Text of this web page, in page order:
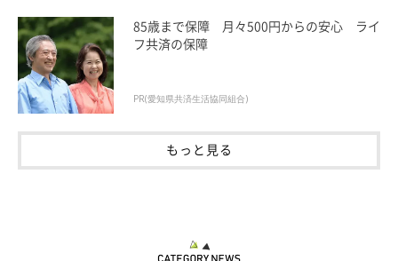
85歳まで保障 月々500円からの安心 ライ
フ共済の保障
PR(愛知県共済生活協同組合)
もっと見る